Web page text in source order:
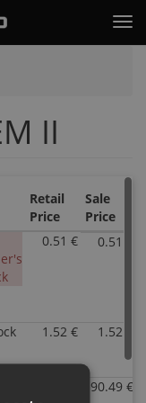
II
Retail
Price
Sale
Price
0.51 € 0.51 €
1.52 € 1.52 €
90.49 €